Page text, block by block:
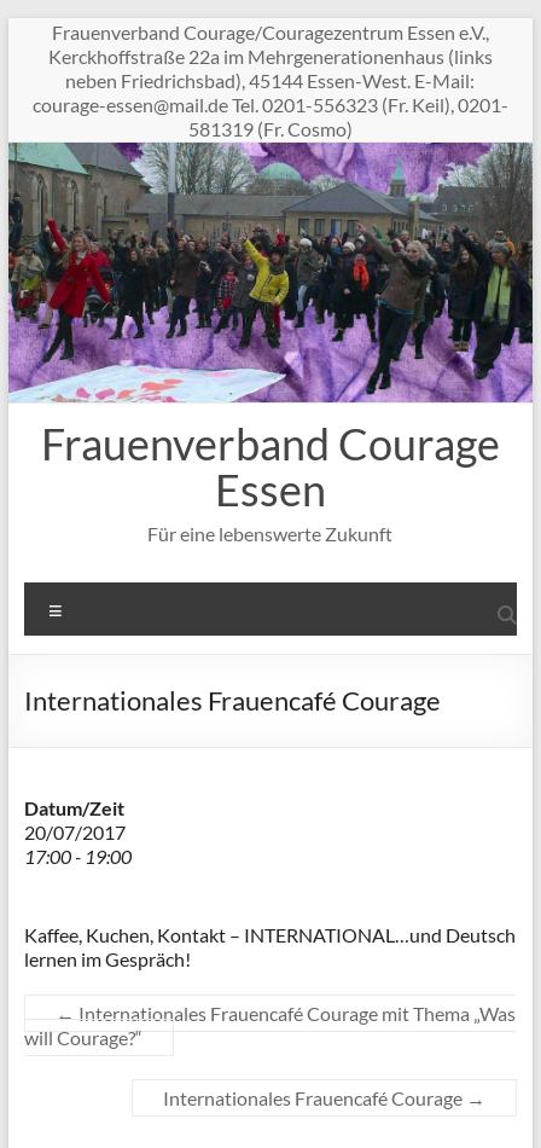
Inhalt
springen
Frauenverband Courage/Couragezentrum Essen e.V.,
Kerckhoffstraße 22a im Mehrgenerationenhaus (links
neben Friedrichsbad), 45144 Essen-West. E-Mail:
ed.li
am@ne
sse-e
garuo
c
Tel. 0201-556323 (Fr. Keil), 0201-
581319 (Fr. Cosmo)
Frauenverband Courage
Essen
Für eine lebenswerte Zukunft
Internationales Frauencafé Courage
Datum/Zeit
20/07/2017
17:00 - 19:00
Kaffee, Kuchen, Kontakt – INTERNATIONAL…und Deutsch
lernen im Gespräch!
← Internationales Frauencafé Courage mit Thema „Was
will Courage?“
Internationales Frauencafé Courage →